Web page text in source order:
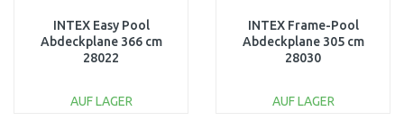
INTEX Easy Pool
Abdeckplane 366 cm
28022
AUF LAGER
INTEX Frame-Pool
Abdeckplane 305 cm
28030
AUF LAGER